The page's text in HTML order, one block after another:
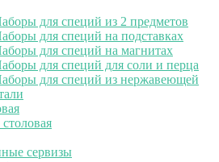
для специй из 2 предметов
для специй на подставках
для специй на магнитах
для специй для соли и перца
для специй из нержавеющей
сервизы